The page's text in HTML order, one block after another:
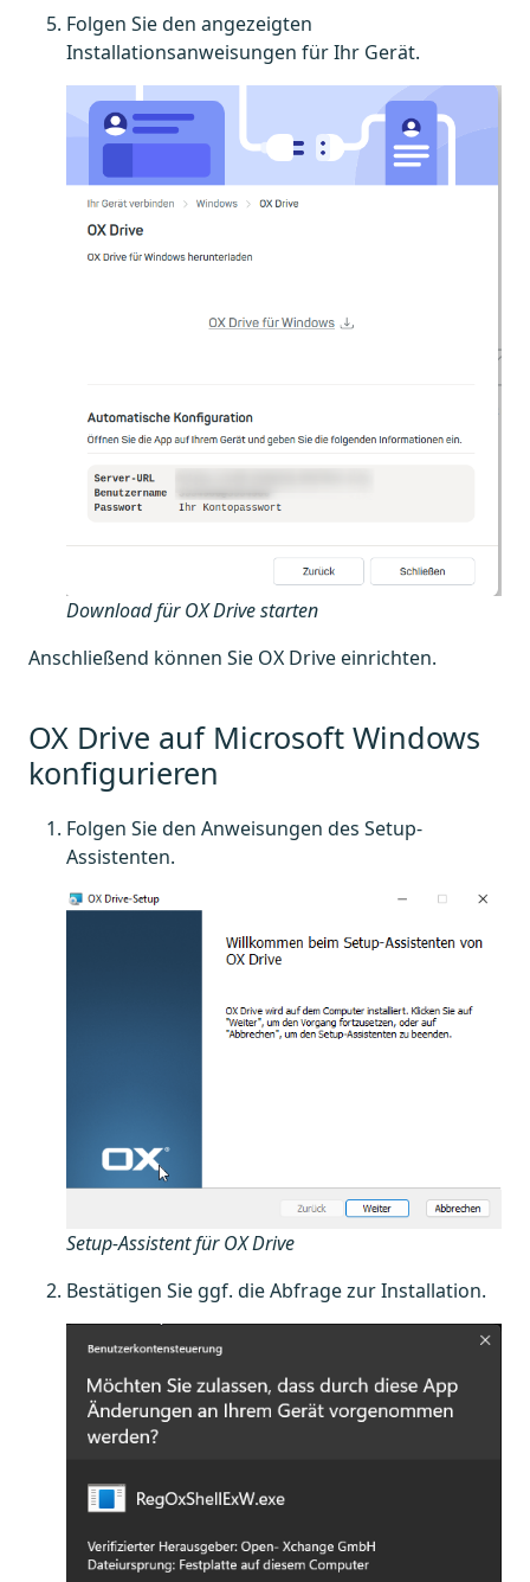
Folgen Sie den angezeigten
Installationsanweisungen für Ihr Gerät.
Download für OX Drive starten
Anschließend können Sie OX Drive einrichten.
OX Drive auf Microsoft Windows
konfigurieren
Folgen Sie den Anweisungen des Setup-
Assistenten.
Setup-Assistent für OX Drive
Bestätigen Sie ggf. die Abfrage zur Installation.